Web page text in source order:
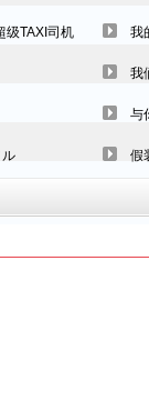
级TAXI司机 我
我
与
假